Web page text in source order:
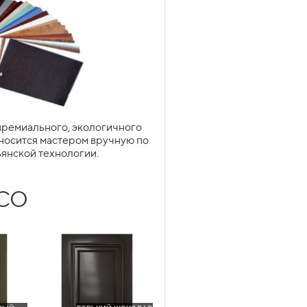
экологичного
мастером вручную по
технологии.
облегчить габаритную
и визуальной
ПОДЬЕМНИКИ
Подробнее